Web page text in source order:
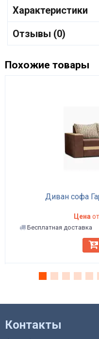
Характеристики
Отзывы (0)
Похожие товары
Диван софа
Цена от
Бесплатная доставка
Контакты